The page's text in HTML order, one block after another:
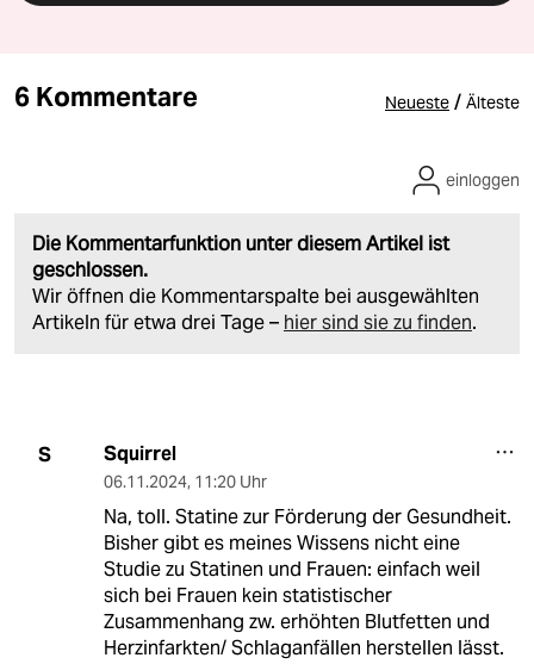
6 Kommentare Neueste / Älteste
Die Kommentarfunktion unter diesem Artikel ist
geschlossen.
Wir öffnen die Kommentarspalte bei ausgewählten
Artikeln für etwa drei Tage – hier sind sie zu finden.
einloggen
S Squirrel
06.11.2024, 11:20 Uhr
Na, toll. Statine zur Förderung der Gesundheit.
Bisher gibt es meines Wissens nicht eine
Studie zu Statinen und Frauen: einfach weil
sich bei Frauen kein statistischer
Zusammenhang zw. erhöhten Blutfetten und
Herzinfarkten/ Schlaganfällen herstellen lässt.